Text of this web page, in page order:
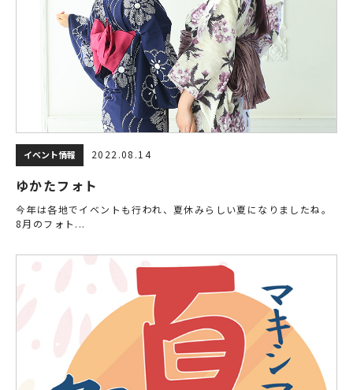
イベント情報 2022.08.14
ゆかたフォト
今年は各地でイベントも行われ、夏休みらしい夏になりましたね。
8月のフォト...